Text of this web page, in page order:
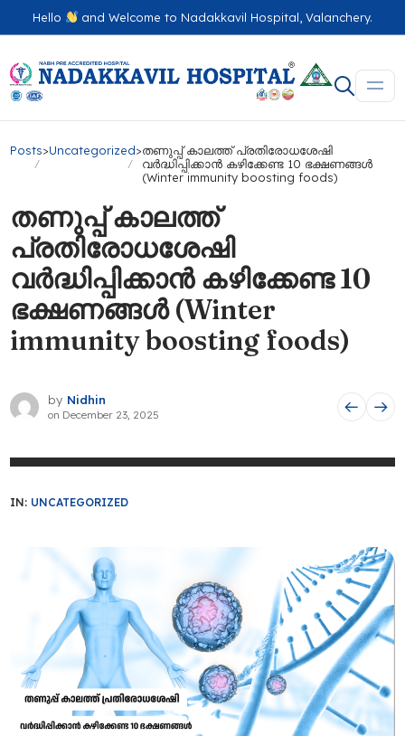
Hello and Welcome to Nadakkavil Hospital, Valanchery.
Posts>Uncategorized>തണുപ്പ് കാലത്ത് പ്രതിരോധശേഷി
വർദ്ധിപ്പിക്കാൻ കഴിക്കേണ്ട 10 ഭക്ഷണങ്ങൾ
(Winter immunity boosting foods)
തണുപ്പ് കാലത്ത്
പ്രതിരോധശേഷി
വർദ്ധിപ്പിക്കാൻ കഴിക്കേണ്ട 10
ഭക്ഷണങ്ങൾ (Winter
immunity boosting foods)
by Nidhin
on December 23, 2025
IN: UNCATEGORIZED